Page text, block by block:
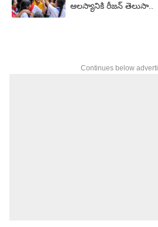
ఆలస్యానికి రీజన్ తెలుసా..
Continues below